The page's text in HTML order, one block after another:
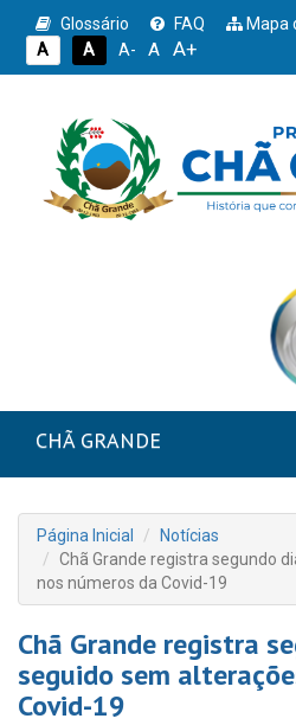
Glossário FAQ Mapa
A
A A- A A+
CHÃ GRANDE
Página Inicial
Notícias
Chã Grande registra segundo
nos números da Covid-19
Chã Grande registra
seguido sem
Covid-19